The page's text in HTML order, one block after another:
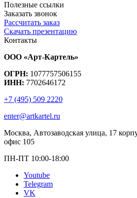
Полезные ссылки
Заказать звонок
Рассчитать заказ
Скачать презентацию
Контакты
ООО «Арт-Картель»
ОГРН: 1077757506155
ИНН: 7702646172
+7 (495) 509 2220
enter@artkartel.ru
Москва, Автозаводская улица, 17
офис 105
ПН-ПТ 10:00-18:00
Youtube
Telegram
VK